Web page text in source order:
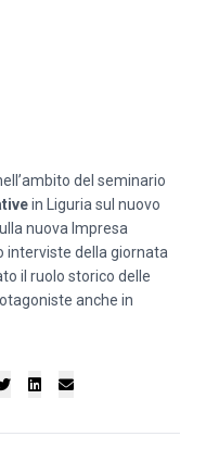
del seminario
in Liguria sul nuovo
nuova Impresa
interviste della giornata
il ruolo storico delle
anche in